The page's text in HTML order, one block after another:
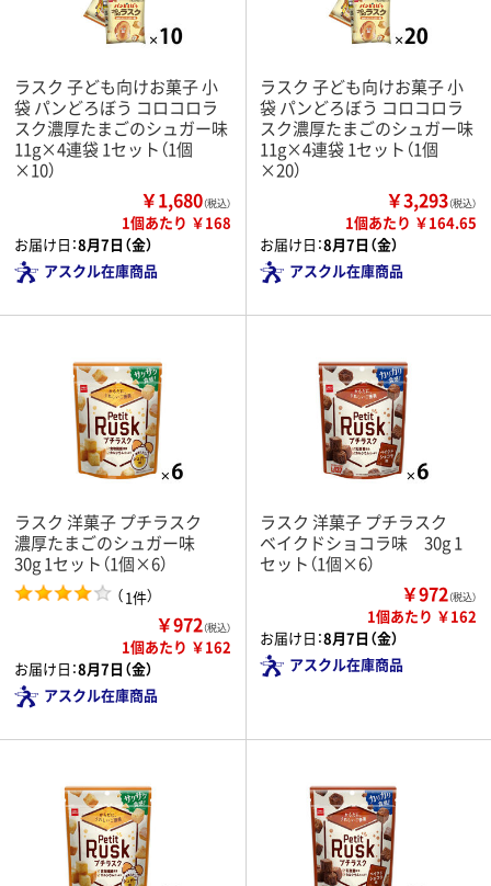
ラスク 子ども向けお菓子 小
袋 パンどろぼう コロコロラ
スク濃厚たまごのシュガー味
11g×4連袋 1セット（1個
×10）
￥1,680（税込）
1個あたり ￥168
お届け日：8月7日（金）
アスクル在庫商品
ラスク 子ども向けお菓子 小
袋 パンどろぼう コロコロラ
スク濃厚たまごのシュガー味
11g×4連袋 1セット（1個
×20）
￥3,293（税込）
1個あたり ￥164.65
お届け日：8月7日（金）
アスクル在庫商品
ラスク 洋菓子 プチラスク
濃厚たまごのシュガー味
30g 1セット（1個×6）
（1件）
￥972（税込）
1個あたり ￥162
お届け日：8月7日（金）
アスクル在庫商品
ラスク 洋菓子 プチラスク
ベイクドショコラ味 30g 1
セット（1個×6）
￥972（税込）
1個あたり ￥162
お届け日：8月7日（金）
アスクル在庫商品